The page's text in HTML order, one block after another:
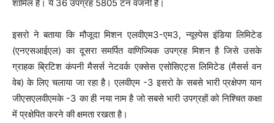
शामिल है। ये 36 उपग्रह 5805 टन वजनी हैं।
इसरो ने बताया कि मौजूदा मिशन एलवीएम3-एम3, न्यूस्पेस इंडिया लिमिटेड
(एनएसआईएल) का दूसरा समर्पित वाणिज्यिक उपग्रह मिशन है जिसे उसके
ग्राहक ब्रिटिश कंपनी मैसर्स नेटवर्क एक्सेस एसोसिएट्स लिमिटेड (मैसर्स वन
वेब) के लिए चलाया जा रहा है। एलवीएम -3 इसरो के सबसे भारी प्रक्षेपण यान
जीएसएलवीएमके -3 का ही नया नाम है जो सबसे भारी उपग्रहों को निश्चित कक्षा
में प्रक्षेपित करने की क्षमता रखता है।